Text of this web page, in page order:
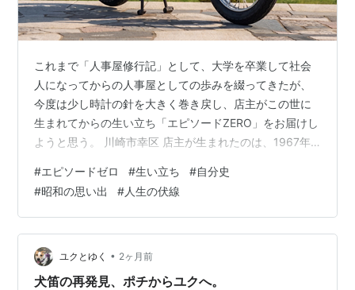
これまで「人事屋修行記」として、大学を卒業して社会
人になってからの人事屋としての歩みを綴ってきたが、
今度は少し時計の針を大きく巻き戻し、店主がこの世に
生まれてからの生い立ち「エピソードZERO」をお届けし
ようと思う。 川崎市幸区 店主が生まれたのは、1967年
市幸区。当時は高度経済成長期の真っただ中で、「いざ
なぎ景気」と呼ばれた熱気に日本中が包まれていた。当
時の川崎駅西側はまだ工場が多く立ち並んでおり、第一
京浜国道のすぐ裏手にあるアパートで、店主の人生はス
タートした。 店主の父親は仙台の出身であった。工業高
校を卒業後、どうしても防衛大学校に…
#エピソードゼロ #生い立ち #自分史
#昭和の思い出 #人生の伏線
ユクとゆく • 2ヶ月前
犬笛の再発見、ポチからユクへ。